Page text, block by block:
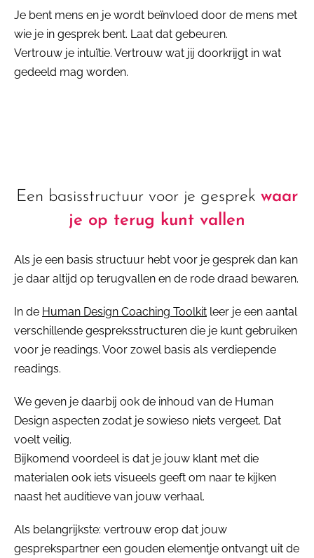
Je bent mens en je wordt beïnvloed door de mens met
wie je in gesprek bent. Laat dat gebeuren.
Vertrouw je intuïtie. Vertrouw wat jij doorkrijgt in wat
gedeeld mag worden.
Een basisstructuur voor je gesprek waar
je op terug kunt vallen
Als je een basis structuur hebt voor je gesprek dan kan
je daar altijd op terugvallen en de rode draad bewaren.
In de Human Design Coaching Toolkit leer je een aantal
verschillende gespreksstructuren die je kunt gebruiken
voor je readings. Voor zowel basis als verdiepende
readings.
We geven je daarbij ook de inhoud van de Human
Design aspecten zodat je sowieso niets vergeet. Dat
voelt veilig.
Bijkomend voordeel is dat je jouw klant met die
materialen ook iets visueels geeft om naar te kijken
naast het auditieve van jouw verhaal.
Als belangrijkste: vertrouw erop dat jouw
gesprekspartner een gouden elementje ontvangt uit de